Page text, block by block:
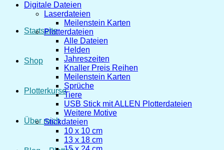
Startseite
Shop
Plotterkurse
Über mich
Digitale Dateien
Laserdateien
Meilenstein Karten
Plotterdateien
Alle Dateien
Helden
Jahreszeiten
Knaller Preis Reihen
Meilenstein Karten
Sprüche
Tiere
USB Stick mit ALLEN Plotterdateien
Weitere Motive
Stickdateien
10 x 10 cm
13 x 18 cm